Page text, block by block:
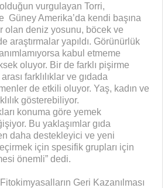
vurgulayan Torri,
Güney Amerika’da kendi başına
olan deniz yosunu, böcek ve
araştırmalar yapıldı. Görünürlük
kabul etmeme
oluyor. Bir de farklı pişirme
farklılıklar ve gıdada
de etkili oluyor. Yaş, kadın ve
gösterebiliyor.
konuma göre yemek
Bu yaklaşımlar gıda
daha destekleyici ve yeni
için spesifik grupları için
önemli” dedi.
Fitokimyasalların Geri Kazanılması